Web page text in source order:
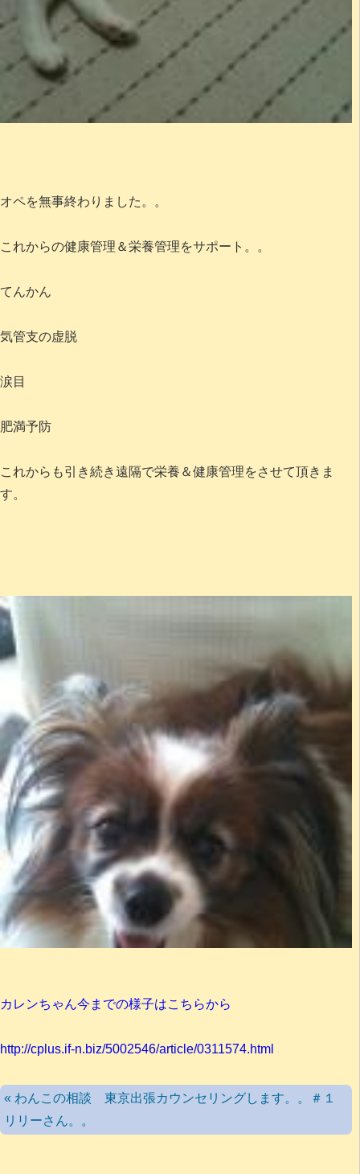
オペを無事終わりました。。
これからの健康管理＆栄養管理をサポート。。
てんかん
気管支の虚脱
涙目
肥満予防
これからも引き続き遠隔で栄養＆健康管理をさせて頂きま
す。
カレンちゃん今までの様子はこちらから
http://cplus.if-n.biz/5002546/article/0311574.html
« わんこの相談 東京出張カウンセリングします。。＃１
リリーさん。。